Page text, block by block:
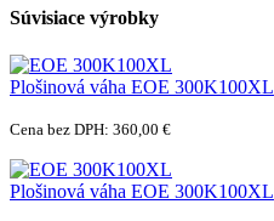
Súvisiace výrobky
Plošinová váha EOE 300K100XL
Cena bez DPH: 360,00 €
Plošinová váha EOE 300K100XL